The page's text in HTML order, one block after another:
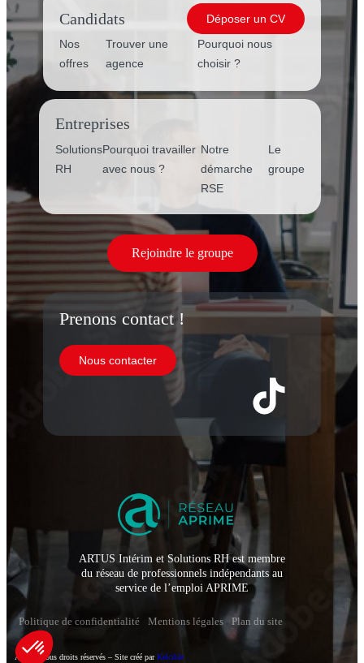
Candidats
Déposer un CV
Nos
offres
Trouver une
agence
Pourquoi nous
choisir ?
Entreprises
Solutions
RH
Pourquoi travailler
avec nous ?
Notre
démarche
RSE
Le
groupe
Rejoindre le groupe
Prenons contact !
Nous contacter
ARTUS Intérim et Solutions RH est membre
du réseau de professionnels indépendants au
service de l’emploi APRIME
Politique de confidentialité Mentions légales Plan du site
Artus – Tous droits réservés – Site créé parKelcible